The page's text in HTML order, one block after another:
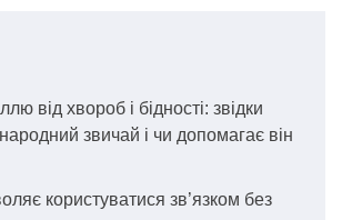
від хвороб і бідності: звідки
звичай і чи допомагає він
користуватися зв’язком без